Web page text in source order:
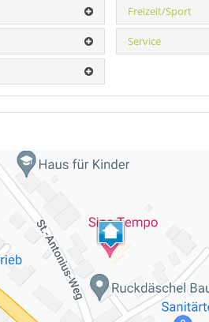
Freizeit/Sport
Service